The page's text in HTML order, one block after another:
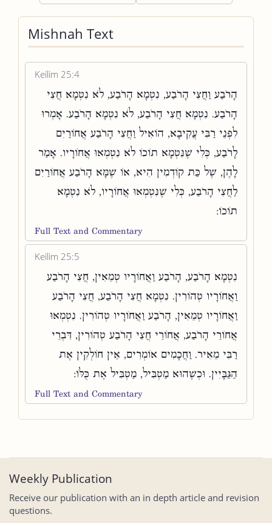
Mishnah Text
Keilim 25:4
הָרֹבַע וַחֲצִי הָרֹבַע, נִטְמָא הָרֹבַע, לֹא נִטְמָא חֲצִי
הָרֹבַע. נִטְמָא חֲצִי הָרֹבַע, לֹא נִטְמָא הָרֹבַע. אָמְרוּ
לִפְנֵי רַבִּי עֲקִיבָא, הוֹאִיל וַחֲצִי הָרֹבַע אֲחוֹרַיִם
לָרֹבַע, כְּלִי שֶׁנִּטְמָא תוֹכוֹ לֹא נִטְמְאוּ אֲחוֹרָיו. אָמַר
לָהֶן, שֶׁל כַּת קוֹדְמִין הִיא, אוֹ שֶׁמָּא הָרֹבַע אֲחוֹרַיִם
לַחֲצִי הָרֹבַע, כְּלִי שֶׁנִּטְמְאוּ אֲחוֹרָיו, לֹא נִטְמָא
תוֹכוֹ:
Full Text and Commentary
Keilim 25:5
נִטְמָא הָרֹבַע, הָרֹבַע וַאֲחוֹרָיו טְמֵאִין, חֲצִי הָרֹבַע
וַאֲחוֹרָיו טְהוֹרִין. נִטְמָא חֲצִי הָרֹבַע, חֲצִי הָרֹבַע
וַאֲחוֹרָיו טְמֵאִין, הָרֹבַע וַאֲחוֹרָיו טְהוֹרִין. נִטְמְאוּ
אֲחוֹרֵי הָרֹבַע, אֲחוֹרֵי חֲצִי הָרֹבַע טְהוֹרִין, דִּבְרֵי
רַבִּי מֵאִיר. וַחֲכָמִים אוֹמְרִים, אֵין חוֹלְקִין אֶת
הַגַּבָּיִין. וּכְשֶׁהוּא מַטְבִּיל, מַטְבִּיל אֶת כֻּלּוֹ:
Full Text and Commentary
Weekly Publication
Receive our publication with an in depth article and revision
questions.